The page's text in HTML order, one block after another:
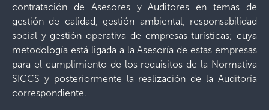
contratación de Asesores y Auditores en temas de
gestión de calidad, gestión ambiental, responsabilidad
social y gestión operativa de empresas turísticas; cuya
metodología está ligada a la Asesoría de estas empresas
para el cumplimiento de los requisitos de la Normativa
SICCS y posteriormente la realización de la Auditoría
correspondiente.